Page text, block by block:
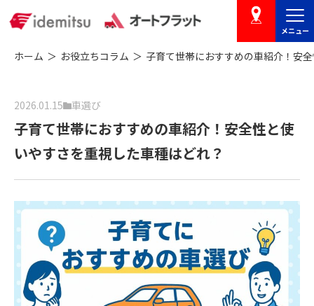
店舗を探す
メニュー
ホーム お役立ちコラム 子育て世帯におすすめの車紹介！安
2026.01.15 車選び
子育て世帯におすすめの車紹介！安全性と使
いやすさを重視した車種はどれ？